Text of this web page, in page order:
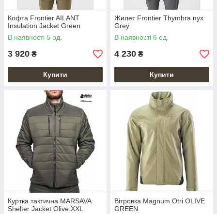
Кофта Frontier AILANT
Insulation Jacket Green
В наявності 5 од.
3 920 ₴
Купити
Жилет Frontier Thymbra пух
Grey
В наявності 6 од.
4 230 ₴
Купити
Куртка тактична MARSAVA
Shelter Jacket Olive XXL
Вітровка Magnum Otri OLIVE
GREEN